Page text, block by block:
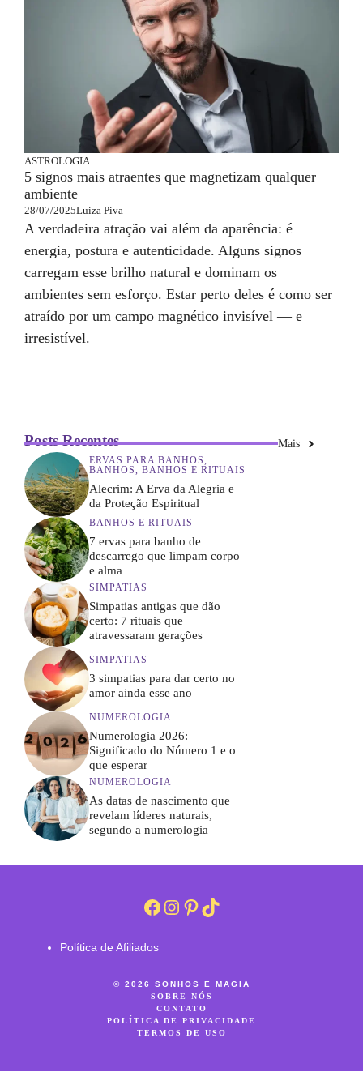
ASTROLOGIA
5 signos mais atraentes que magnetizam qualquer
ambiente
28/07/2025Luiza Piva
A verdadeira atração vai além da aparência: é
energia, postura e autenticidade. Alguns signos
carregam esse brilho natural e dominam os
ambientes sem esforço. Estar perto deles é como ser
atraído por um campo magnético invisível — e
irresistível.
Posts Recentes Mais
ERVAS PARA BANHOS
BANHOS
BANHOS E RITUAIS
Alecrim: A Erva da Alegria e
da Proteção Espiritual
BANHOS E RITUAIS
7 ervas para banho de
descarrego que limpam corpo
e alma
SIMPATIAS
Simpatias antigas que dão
certo: 7 rituais que
atravessaram gerações
SIMPATIAS
3 simpatias para dar certo no
amor ainda esse ano
NUMEROLOGIA
Numerologia 2026:
Significado do Número 1 e o
que esperar
NUMEROLOGIA
As datas de nascimento que
revelam líderes naturais,
segundo a numerologia
Facebook
Instagram
Pinterest
TikTok
Política de Afiliados
© 2026 SONHOS E MAGIA
SOBRE NÓS
CONTATO
POLÍTICA DE PRIVACIDADE
TERMOS DE USO